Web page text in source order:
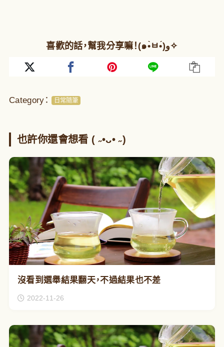
喜歡的話，幫我分享嘛！(๑•̀ㅂ•́)و✧
Category： 日常隨筆
也許你還會想看 ( ˶•ᴗ• ˶)
沒看到選舉結果翻天，不過結果也不差
2022-11-26